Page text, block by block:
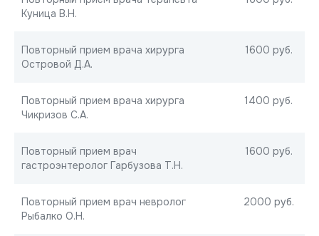
Куница В.Н.
Повторный прием врача хирурга
Островой Д.А.
1600 руб.
Повторный прием врача хирурга
Чикризов С.А.
1400 руб.
Повторный прием врач
гастроэнтеролог Гарбузова Т.Н.
1600 руб.
Повторный прием врач невролог
Рыбалко О.Н.
2000 руб.